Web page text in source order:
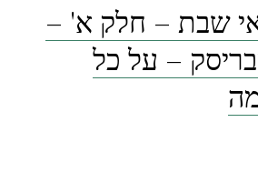
שבת – חלק א' –
– על כל